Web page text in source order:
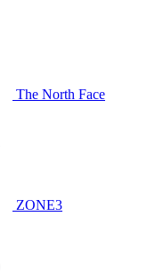
The North Face
ZONE3